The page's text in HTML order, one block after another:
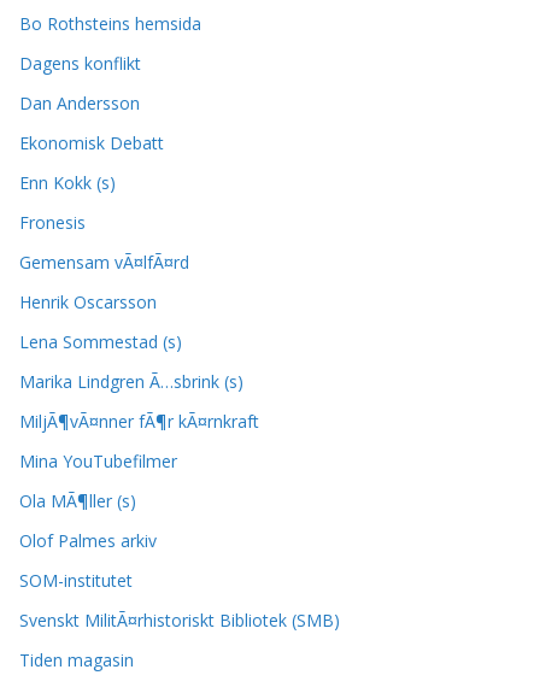
Bo Rothsteins hemsida
Dagens konflikt
Dan Andersson
Ekonomisk Debatt
Enn Kokk (s)
Fronesis
Gemensam vÃ¤lfÃ¤rd
Henrik Oscarsson
Lena Sommestad (s)
Marika Lindgren Ã…sbrink (s)
MiljÃ¶vÃ¤nner fÃ¶r kÃ¤rnkraft
Mina YouTubefilmer
Ola MÃ¶ller (s)
Olof Palmes arkiv
SOM-institutet
Svenskt MilitÃ¤rhistoriskt Bibliotek (SMB)
Tiden magasin